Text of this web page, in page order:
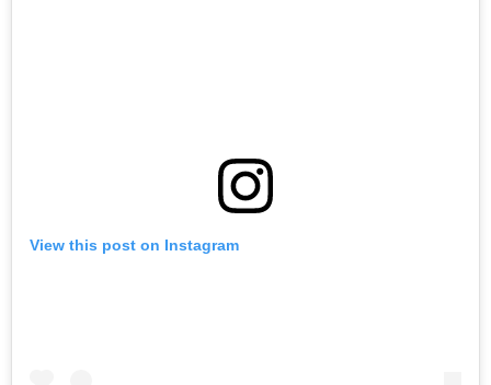
View this post on Instagram